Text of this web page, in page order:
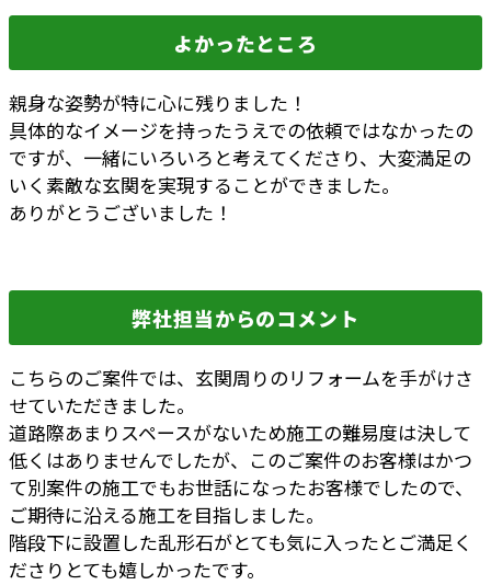
よかったところ
親身な姿勢が特に心に残りました！
具体的なイメージを持ったうえでの依頼ではなかったの
ですが、一緒にいろいろと考えてくださり、大変満足の
いく素敵な玄関を実現することができました。
ありがとうございました！
弊社担当からのコメント
こちらのご案件では、玄関周りのリフォームを手がけさ
せていただきました。
道路際あまりスペースがないため施工の難易度は決して
低くはありませんでしたが、このご案件のお客様はかつ
て別案件の施工でもお世話になったお客様でしたので、
ご期待に沿える施工を目指しました。
階段下に設置した乱形石がとても気に入ったとご満足く
ださりとても嬉しかったです。